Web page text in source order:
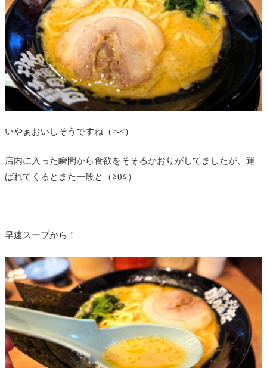
いやぁおいしそうですね（>-<）
店内に入った瞬間から食欲をそそるかおりがしてましたが、運
ばれてくるとまた一段と（≧0≦）
早速スープから！